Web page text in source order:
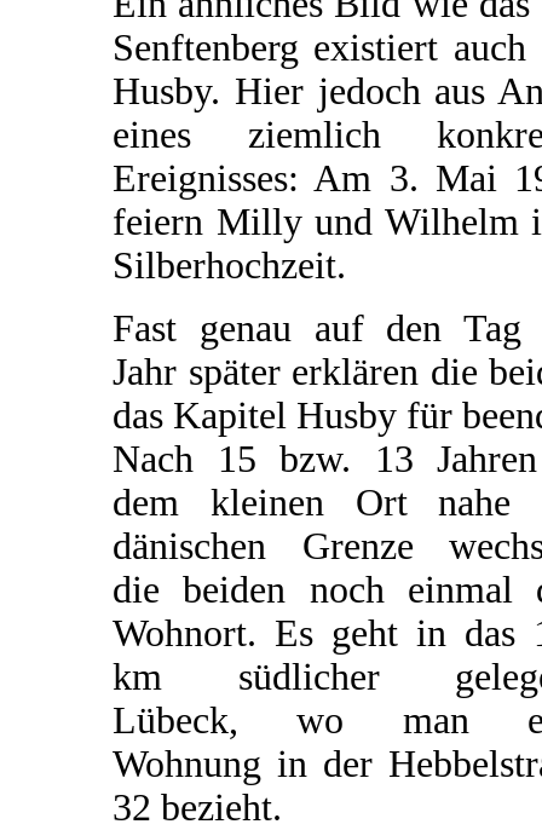
Senftenberg existiert auch
Husby. Hier jedoch aus
eines ziemlich
Ereignisses: Am 3. Mai
feiern Milly und Wilhelm
Silberhochzeit.
Fast genau auf den Tag
Jahr später erklären die
das Kapitel Husby für
Nach 15 bzw. 13
dem kleinen Ort nahe
dänischen Grenze
die beiden noch einmal
Wohnort. Es geht in das
km südlicher
Lübeck, wo man
Wohnung in der
32 bezieht.